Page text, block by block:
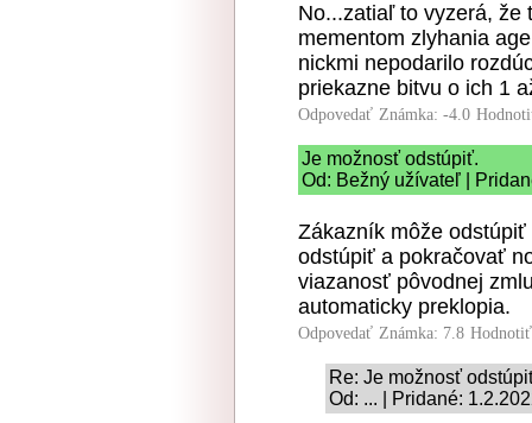
No...zatiaľ to vyzerá, že
mementom zlyhania
nickmi nepodarilo
priekazne bitvu o ich 1
Odpovedať Známka: -4.0
Je možnosť odstúpiť.
Od: Bežný užívateľ |
Zákazník môže
odstúpiť a pokračovať
viazanosť pôvodnej
automaticky preklopia.
Odpovedať Známka: 7.8
Re: Je možnosť
Od: ... | Pridané: